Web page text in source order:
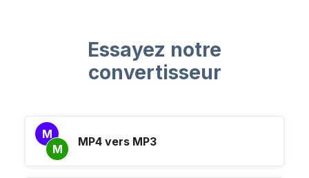
Essayez notre
convertisseur
M
M
MP4 vers MP3